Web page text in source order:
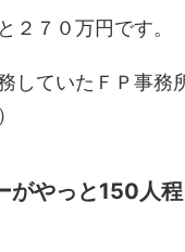
２７０万円です。
していたＦＰ事務
がやっと150人